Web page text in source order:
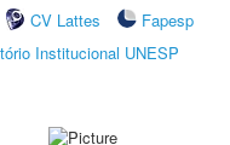
CV Lattes
Fapesp
Institucional UNESP